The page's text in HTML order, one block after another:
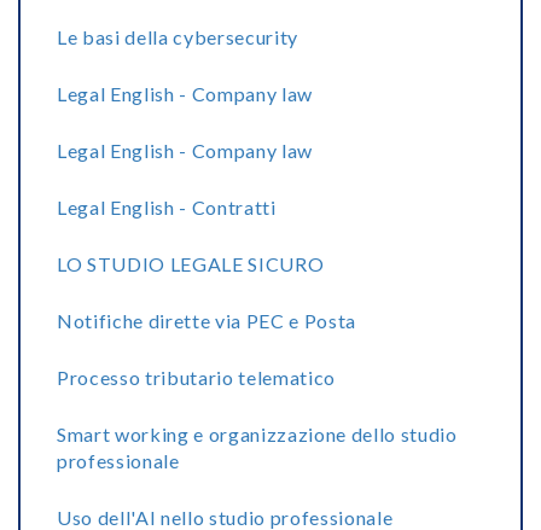
Le basi della cybersecurity
Legal English - Company law
Legal English - Company law
Legal English - Contratti
LO STUDIO LEGALE SICURO
Notifiche dirette via PEC e Posta
Processo tributario telematico
Smart working e organizzazione dello studio
professionale
Uso dell'AI nello studio professionale